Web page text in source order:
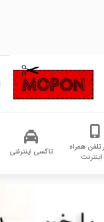
تلفن همراه
تاکسی اینترنتی